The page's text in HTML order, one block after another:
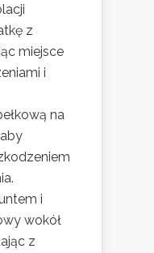
z
miejsce
i
na
i
wokół
z